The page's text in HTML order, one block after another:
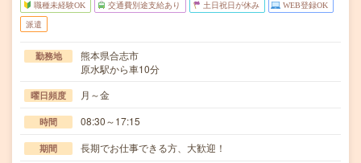
職種未経験OK 交通費別途支給あり 土日祝日が休み WEB登録OK
派遣
勤務地
熊本県合志市
原水駅から車10分
曜日頻度 月～金
時間 08:30～17:15
期間 長期でお仕事できる方、大歓迎！